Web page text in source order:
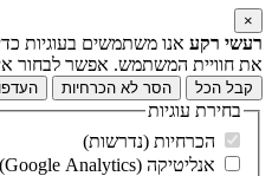
×
רעשי רקע אנו משתמשים בעוגיות
את חוויית המשתמש. אפשר לבחור
קבל הכל הסר לא הכרחיות
בחירת עוגיות
הכרחיות (נדרשות)
אנליטיקה (Google Analytics)